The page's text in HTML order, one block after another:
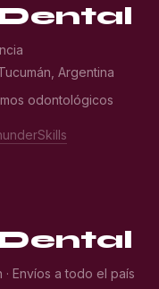
Argentina
odontológicos
Envíos a todo el país